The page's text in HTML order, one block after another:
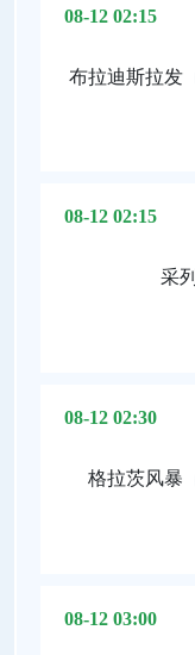
08-12 02:15
布拉迪斯拉发
08-12 02:15
采列
08-12 02:30
格拉茨风暴
08-12 03:00